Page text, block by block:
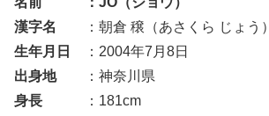
漢字名
：朝倉 穣（あさくら じょう）
生年月日
：2004年7月8日
出身地：神奈川県
身長 ：181cm